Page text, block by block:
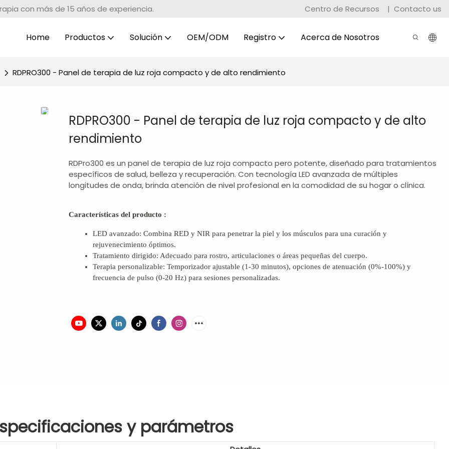
con más de 15 años de experiencia. Centro de Recursos | Contacto us
Home Productos Solución OEM/ODM Registro Acerca de Nosotros
RDPRO300 - Panel de terapia de luz roja compacto y de alto rendimiento
RDPRO300 - Panel de terapia de luz roja compacto y de alto
rendimiento
RDPro300 es un panel de terapia de luz roja compacto pero potente, diseñado para tratamientos
específicos de salud, belleza y recuperación. Con tecnología LED avanzada de múltiples
longitudes de onda, brinda atención de nivel profesional en la comodidad de su hogar o clínica.
Características del producto :
LED avanzado: Combina RED y NIR para penetrar la piel y los músculos para una curación y
rejuvenecimiento óptimos.
Tratamiento dirigido: Adecuado para rostro, articulaciones o áreas pequeñas del cuerpo.
Terapia personalizable: Temporizador ajustable (1-30 minutos), opciones de atenuación (0%-100%) y
frecuencia de pulso (0-20 Hz) para sesiones personalizadas.
y parámetros